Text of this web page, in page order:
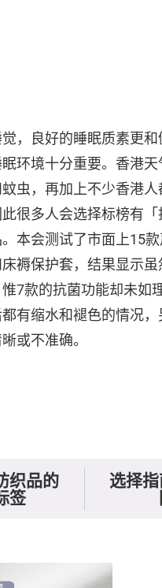
，良好的睡眠质素更和
环境十分重要。香港天
虫，再加上不少香港人
很多人会选择标榜有「
本会测试了市面上15
褥保护套，结果显示虽
7款的抗菌功能却未如
有缩水和褪色的情况，
或不准确。
织品的
签
选择